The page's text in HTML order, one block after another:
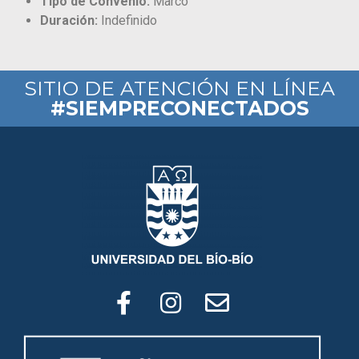
Duración: Indefinido
SITIO DE ATENCIÓN EN LÍNEA
#SIEMPRECONECTADOS